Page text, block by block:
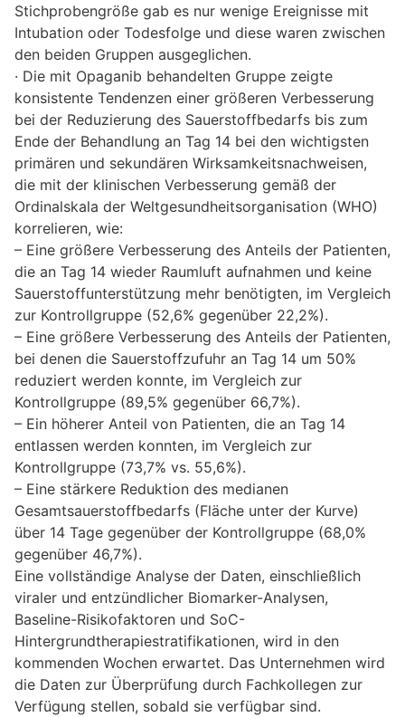
Stichprobengröße gab es nur wenige Ereignisse mit
Intubation oder Todesfolge und diese waren zwischen
den beiden Gruppen ausgeglichen.
· Die mit Opaganib behandelten Gruppe zeigte
konsistente Tendenzen einer größeren Verbesserung
bei der Reduzierung des Sauerstoffbedarfs bis zum
Ende der Behandlung an Tag 14 bei den wichtigsten
primären und sekundären Wirksamkeitsnachweisen,
die mit der klinischen Verbesserung gemäß der
Ordinalskala der Weltgesundheitsorganisation (WHO)
korrelieren, wie:
– Eine größere Verbesserung des Anteils der Patienten,
die an Tag 14 wieder Raumluft aufnahmen und keine
Sauerstoffunterstützung mehr benötigten, im Vergleich
zur Kontrollgruppe (52,6% gegenüber 22,2%).
– Eine größere Verbesserung des Anteils der Patienten,
bei denen die Sauerstoffzufuhr an Tag 14 um 50%
reduziert werden konnte, im Vergleich zur
Kontrollgruppe (89,5% gegenüber 66,7%).
– Ein höherer Anteil von Patienten, die an Tag 14
entlassen werden konnten, im Vergleich zur
Kontrollgruppe (73,7% vs. 55,6%).
– Eine stärkere Reduktion des medianen
Gesamtsauerstoffbedarfs (Fläche unter der Kurve)
über 14 Tage gegenüber der Kontrollgruppe (68,0%
gegenüber 46,7%).
Eine vollständige Analyse der Daten, einschließlich
viraler und entzündlicher Biomarker-Analysen,
Baseline-Risikofaktoren und SoC-
Hintergrundtherapiestratifikationen, wird in den
kommenden Wochen erwartet. Das Unternehmen wird
die Daten zur Überprüfung durch Fachkollegen zur
Verfügung stellen, sobald sie verfügbar sind.